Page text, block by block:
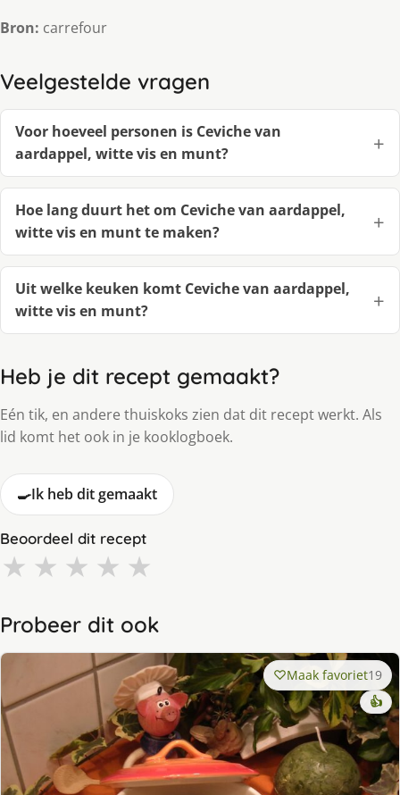
Bron: carrefour
Veelgestelde vragen
Voor hoeveel personen is Ceviche van
aardappel, witte vis en munt?
Hoe lang duurt het om Ceviche van aardappel,
witte vis en munt te maken?
Uit welke keuken komt Ceviche van aardappel,
witte vis en munt?
Heb je dit recept gemaakt?
Eén tik, en andere thuiskoks zien dat dit recept werkt. Als
lid komt het ook in je kooklogboek.
🍳Ik heb dit gemaakt
Beoordeel dit recept
★ ★ ★ ★ ★
Probeer dit ook
Maak favoriet19
👍